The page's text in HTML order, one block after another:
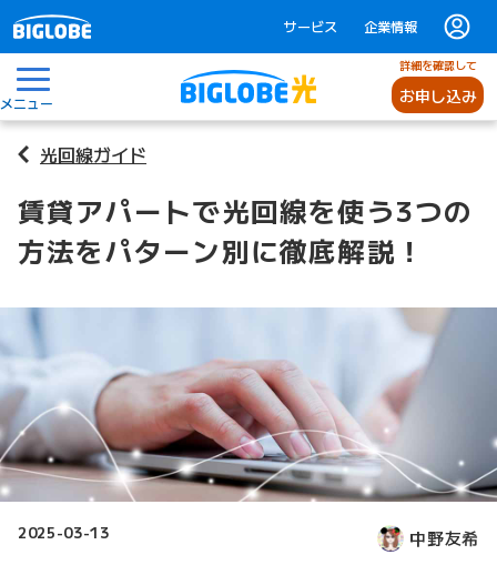
サービス 企業情報
メニュー
詳細を確認して
お申し込み
光回線ガイド
賃貸アパートで光回線を使う3つの
方法をパターン別に徹底解説！
2025-03-13 中野友希